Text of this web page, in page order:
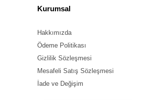
Kurumsal
Hakkımızda
Ödeme Politikası
Gizlilik Sözleşmesi
Mesafeli Satış Sözleşmesi
İade ve Değişim